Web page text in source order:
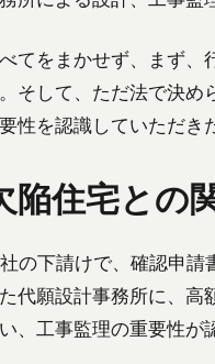
てをまかせず、まず、
そして、ただ法で決
性を認識していただき
陥住宅との
の下請けで、確認申
代願設計事務所に、
、工事監理の重要性が